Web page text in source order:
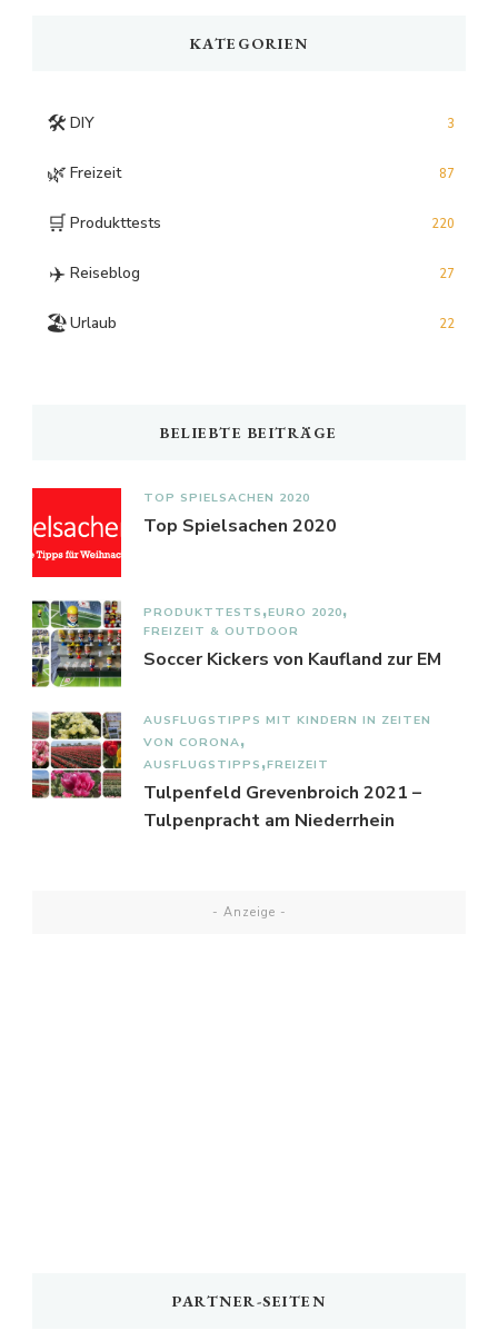
KATEGORIEN
🛠️ DIY 3
🌿 Freizeit 87
🛒 Produkttests 220
✈️ Reiseblog 27
🏖️Urlaub 22
BELIEBTE BEITRÄGE
TOP SPIELSACHEN 2020
Top Spielsachen 2020
PRODUKTTESTS EURO 2020
FREIZEIT & OUTDOOR
Soccer Kickers von Kaufland zur EM
AUSFLUGSTIPPS MIT KINDERN IN ZEITEN
VON CORONA
AUSFLUGSTIPPS FREIZEIT
Tulpenfeld Grevenbroich 2021 –
Tulpenpracht am Niederrhein
- Anzeige -
PARTNER-SEITEN